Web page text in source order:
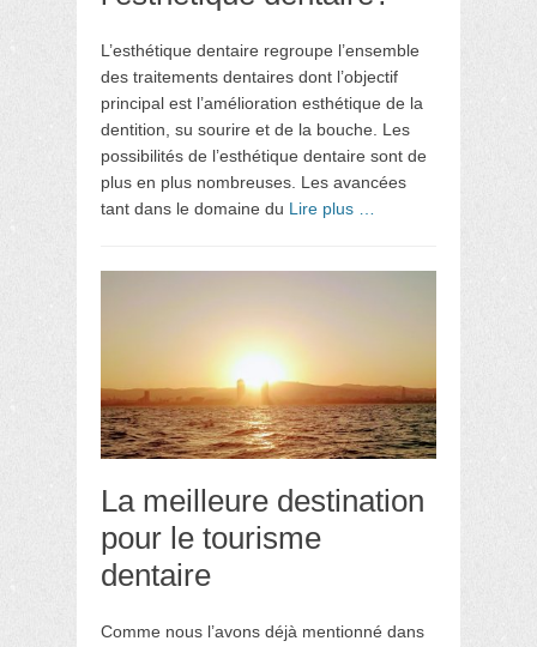
L’esthétique dentaire regroupe l’ensemble
des traitements dentaires dont l’objectif
principal est l’amélioration esthétique de la
dentition, su sourire et de la bouche. Les
possibilités de l’esthétique dentaire sont de
plus en plus nombreuses. Les avancées
tant dans le domaine du Lire plus …
La meilleure destination
pour le tourisme
dentaire
Comme nous l’avons déjà mentionné dans